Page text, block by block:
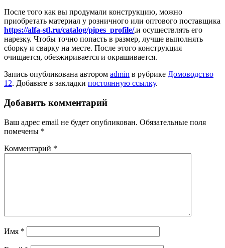
После того как вы продумали конструкцию, можно
приобретать материал у розничного или оптового поставщика
https://alfa-stl.ru/catalog/pipes_profile/,и осуществлять его
нарезку. Чтобы точно попасть в размер, лучше выполнять
сборку и сварку на месте. После этого конструкция
очищается, обезжиривается и окрашивается.
Запись опубликована автором admin в рубрике Домоводство
12. Добавьте в закладки постоянную ссылку.
Добавить комментарий
Ваш адрес email не будет опубликован. Обязательные поля
помечены *
Комментарий *
Имя *